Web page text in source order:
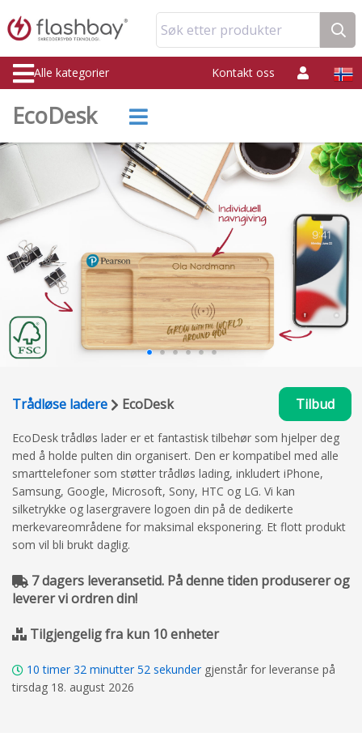
Søk etter produkter
Alle kategorier Kontakt oss
EcoDesk
Trådløse ladere EcoDesk Tilbud
EcoDesk trådløs lader er et fantastisk tilbehør som hjelper deg
med å holde pulten din organisert. Den er kompatibel med alle
smarttelefoner som støtter trådløs lading, inkludert iPhone,
Samsung, Google, Microsoft, Sony, HTC og LG. Vi kan
silketrykke og lasergravere logoen din på de dedikerte
merkevareområdene for maksimal eksponering. Et flott produkt
som vil bli brukt daglig.
7 dagers leveransetid. På denne tiden produserer og
leverer vi ordren din!
Tilgjengelig fra kun 10 enheter
10 timer 32 minutter 52 sekunder gjenstår for leveranse på
tirsdag 18. august 2026